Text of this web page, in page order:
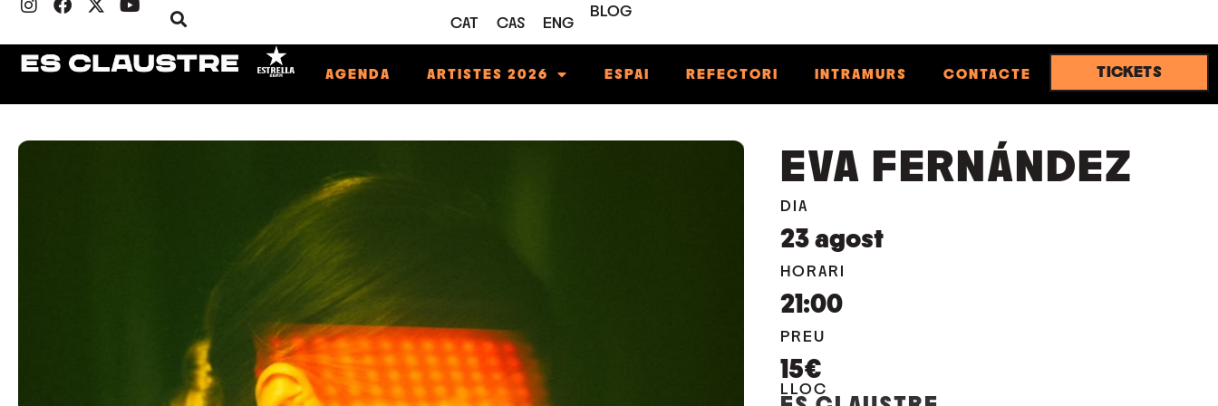
CAT CAS ENG
BLOG
AGENDA ARTISTES 2026 ESPAI REFECTORI INTRAMURS CONTACTE TICKETS
EVA FERNÁNDEZ
DIA
23 agost
HORARI
21:00
PREU
15€
LLOC